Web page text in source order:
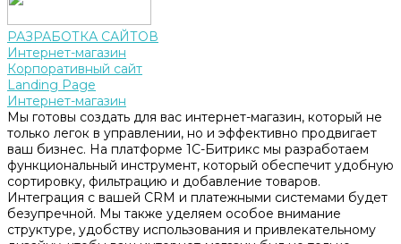
РАЗРАБОТКА САЙТОВ
Интернет-магазин
Корпоративный сайт
Landing Page
Интернет-магазин
Мы готовы создать для вас интернет-магазин, который не
только легок в управлении, но и эффективно продвигает
ваш бизнес. На платформе 1С-Битрикс мы разработаем
функциональный инструмент, который обеспечит удобную
сортировку, фильтрацию и добавление товаров.
Интеграция с вашей CRM и платежными системами будет
безупречной. Мы также уделяем особое внимание
структуре, удобству использования и привлекательному